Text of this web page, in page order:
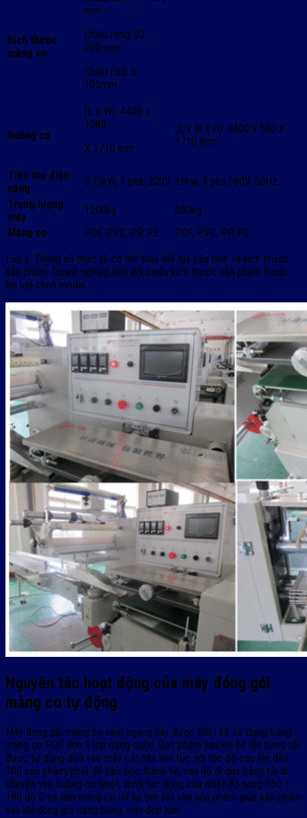
Kích thước
màng co
mm
Chiều rộng: 32 –
200 mm
Chiều cao: 5-
105mm
Buồng co
(L x W): 4400 x
1085
X 1710 mm
(L x W x H): 2400 x 540 x
1710 mm
Tiêu thụ điện
năng
3.75kW, 1 pha: 220V 16kw, 3 pha 380V, 50Hz.
Trọng lượng
máy
1200kg
600kg
Màng co
POF, PVC, PP, PE
POF, PVC, PP, PE
Lưu ý: Thông số thực tế có thể thay đổi tùy cấu hình và kích thước
sản phẩm. Doanh nghiệp nên đối chiếu kích thước sản phẩm trước
khi lựa chọn model.
Nguyên tắc hoạt động của máy đóng gói
màng co tự động
Máy đóng gói màng co nằm ngang này được thiết kế sử dụng bằng
màng co POF đơn 1 lớp dạng cuộn. Sản phẩm sau khi bỏ lên băng tải
được tự động đưa vào máy cắt hàn liên tục với tốc độ cao lên đến
100 sản phẩm/phút để bao bọc thành túi, sau đó đi qua bằng tải di
chuyển vào buồng co nhiệt, dưới tác động của nhiệt độ nóng 160 –
190 độ C sẽ làm màng co rút lại ôm sát vào sản phẩm giúp sản phẩm
sau khi đóng gói căng bóng, mịn đẹp hơn.